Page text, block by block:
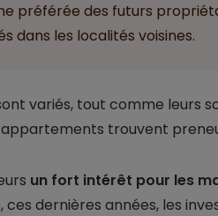
préférée des futurs
dans les localités voisines.
variés, tout comme leurs
trouvent
un fort intérêt pour les
ces dernières années, les